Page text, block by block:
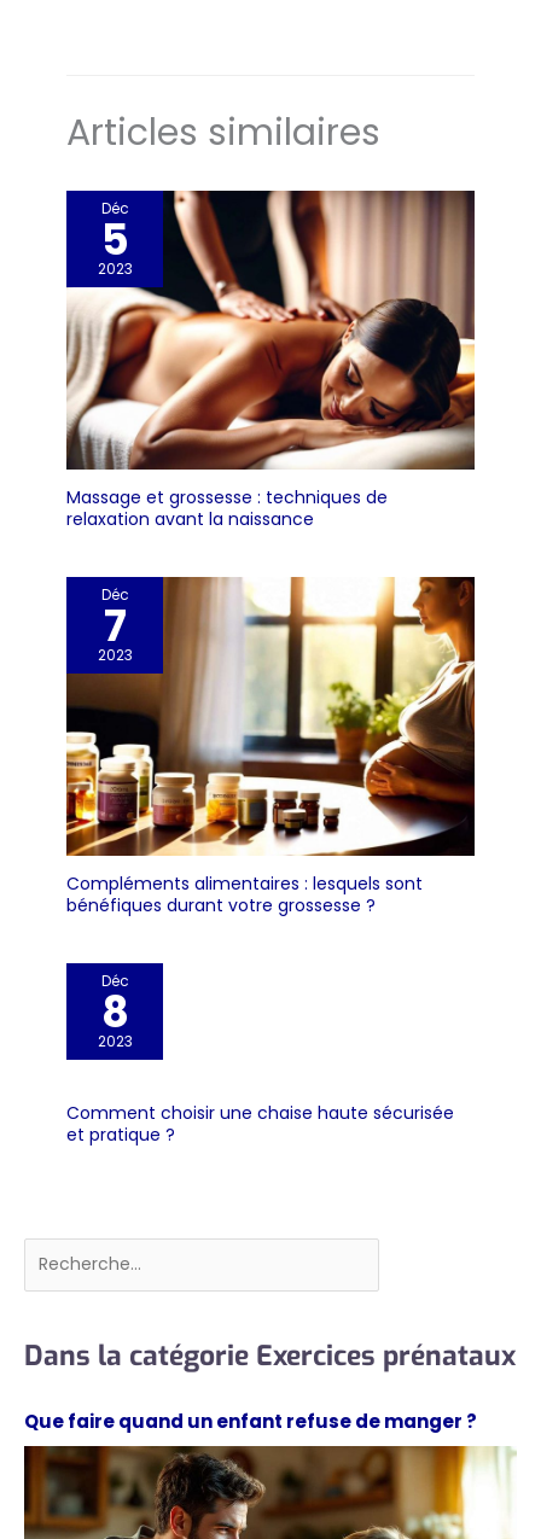
Articles similaires
Déc
5
2023
Massage et grossesse : techniques de
relaxation avant la naissance
Déc
7
2023
Compléments alimentaires : lesquels sont
bénéfiques durant votre grossesse ?
Déc
8
2023
Comment choisir une chaise haute sécurisée
et pratique ?
Rechercher
Dans la catégorie Exercices prénataux
Que faire quand un enfant refuse de manger ?